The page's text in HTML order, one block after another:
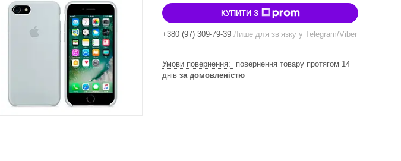
КУПИТИ З
+380 (97) 309-79-39 Лише для звʼязку у Telegram/Viber
повернення товару протягом 14
днів за домовленістю